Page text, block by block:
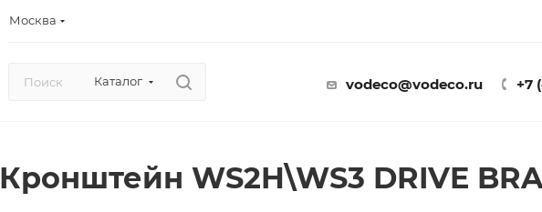
Москва
Каталог vodeco@vodeco.ru +7
Кронштейн WS2H\WS3 DRIVE